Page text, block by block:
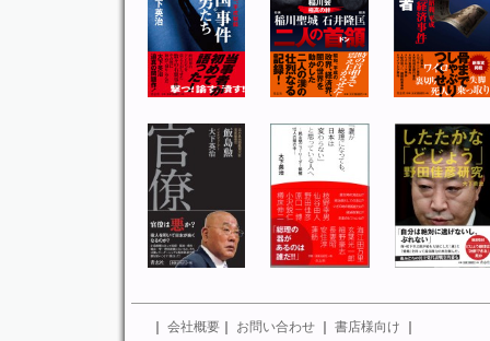
会社概要 お問い合わせ 書店様向け